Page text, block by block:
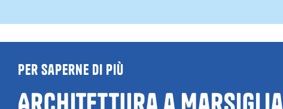
Per saperne di più